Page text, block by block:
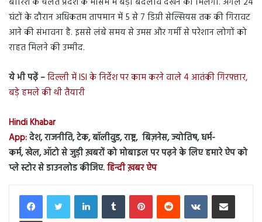
घंटों के दौरान अधिकतम तापमान में 5 से 7 डिग्री सेल्सियस तक की गिरावट
आने की संभावना है. इससे लंबे समय से उमस और गर्मी से परेशान लोगों को
राहत मिलने की उम्मीद.
ये भी पढ़ें –दिल्ली में ISI के निर्देश पर काम करने वाले 4 आतंकी गिरफ्तार,
बड़े हमले की थी तैयारी
Hindi Khabar
App:देश, राजनीति, टेक, बॉलीवुड, राष्ट्र, बिज़नेस, ज्योतिष, धर्म-
कर्म, खेल, ऑटो से जुड़ी ख़बरों को मोबाइल पर पढ़ने के लिए हमारे ऐप को
प्ले स्टोर से डाउनलोड कीजिए.हिन्दी ख़बर ऐप
LinkedInTumblr PinterestReddit VKontakteShare via Email